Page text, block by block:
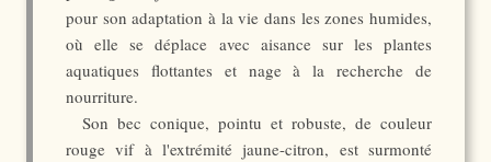
pour son adaptation à la vie dans les zones humides,
où elle se déplace avec aisance sur les plantes
aquatiques flottantes et nage à la recherche de
nourriture.
Son bec conique, pointu et robuste, de couleur
rouge vif à l'extrémité jaune-citron, est surmonté